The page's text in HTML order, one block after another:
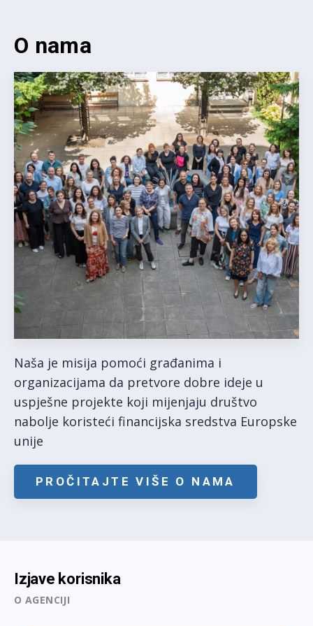
O nama
Naša je misija pomoći građanima i
organizacijama da pretvore dobre ideje u
uspješne projekte koji mijenjaju društvo
nabolje koristeći financijska sredstva Europske
unije
PROČITAJTE VIŠE O NAMA
Izjave korisnika
O AGENCIJI